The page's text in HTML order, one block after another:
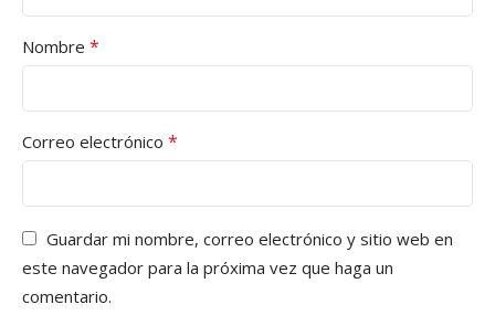
Nombre *
Correo electrónico *
Guardar mi nombre, correo electrónico y sitio web en
este navegador para la próxima vez que haga un
comentario.